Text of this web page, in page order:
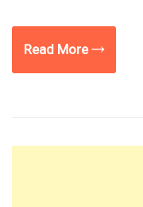
Read More →